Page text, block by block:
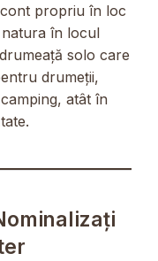
propriu în loc
în locul
solo care
drumeții,
atât în